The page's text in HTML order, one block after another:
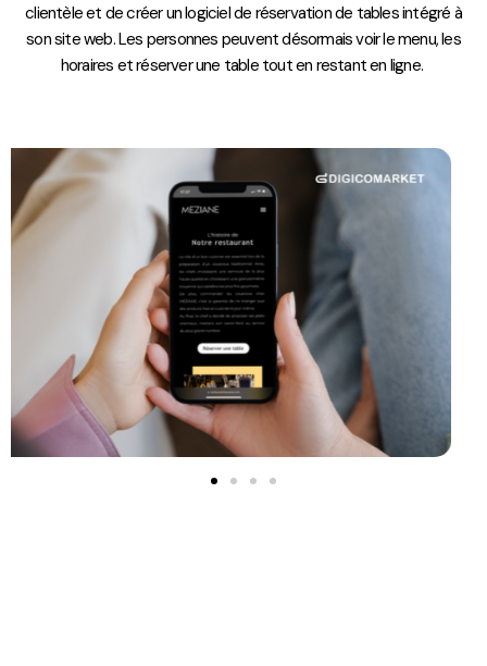
clientèle et de créer un logiciel de réservation de tables intégré à
son site web. Les personnes peuvent désormais voir le menu, les
horaires et réserver une table tout en restant en ligne.